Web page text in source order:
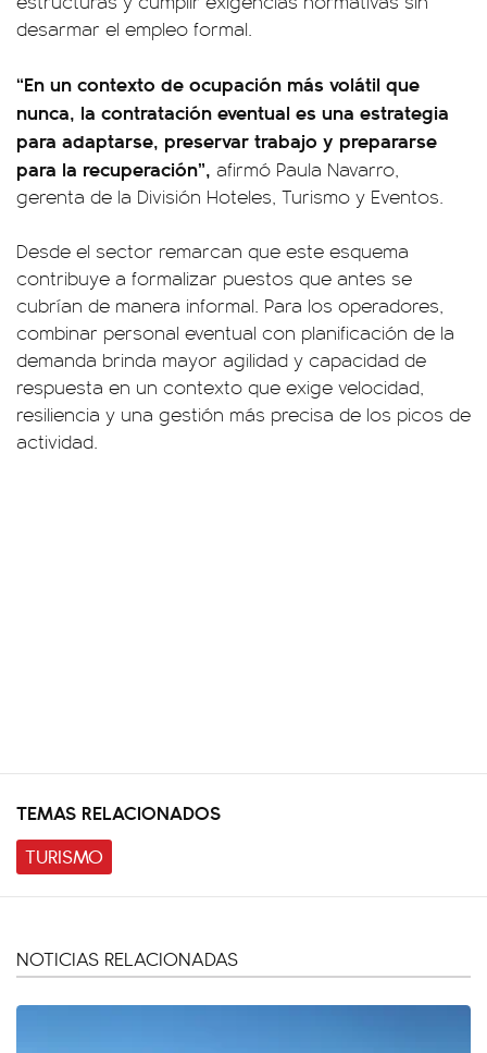
desarmar el empleo formal.
“En un contexto de ocupación más volátil que
nunca, la contratación eventual es una estrategia
para adaptarse, preservar trabajo y prepararse
para la recuperación”, afirmó Paula Navarro,
gerenta de la División Hoteles, Turismo y Eventos.
Desde el sector remarcan que este esquema
contribuye a formalizar puestos que antes se
cubrían de manera informal. Para los operadores,
combinar personal eventual con planificación de la
demanda brinda mayor agilidad y capacidad de
respuesta en un contexto que exige velocidad,
resiliencia y una gestión más precisa de los picos de
actividad.
TEMAS RELACIONADOS
TURISMO
NOTICIAS RELACIONADAS